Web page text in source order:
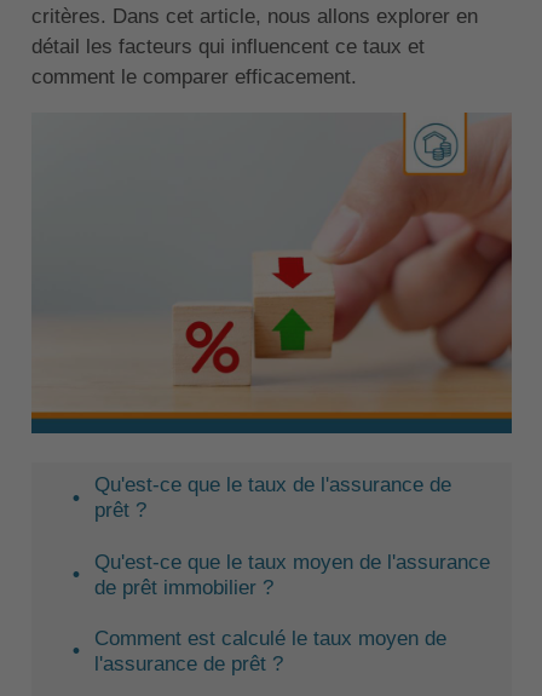
critères. Dans cet article, nous allons explorer en
détail les facteurs qui influencent ce taux et
comment le comparer efficacement.
Qu'est-ce que le taux de l'assurance de
prêt ?
Qu'est-ce que le taux moyen de l'assurance
de prêt immobilier ?
Comment est calculé le taux moyen de
l'assurance de prêt ?